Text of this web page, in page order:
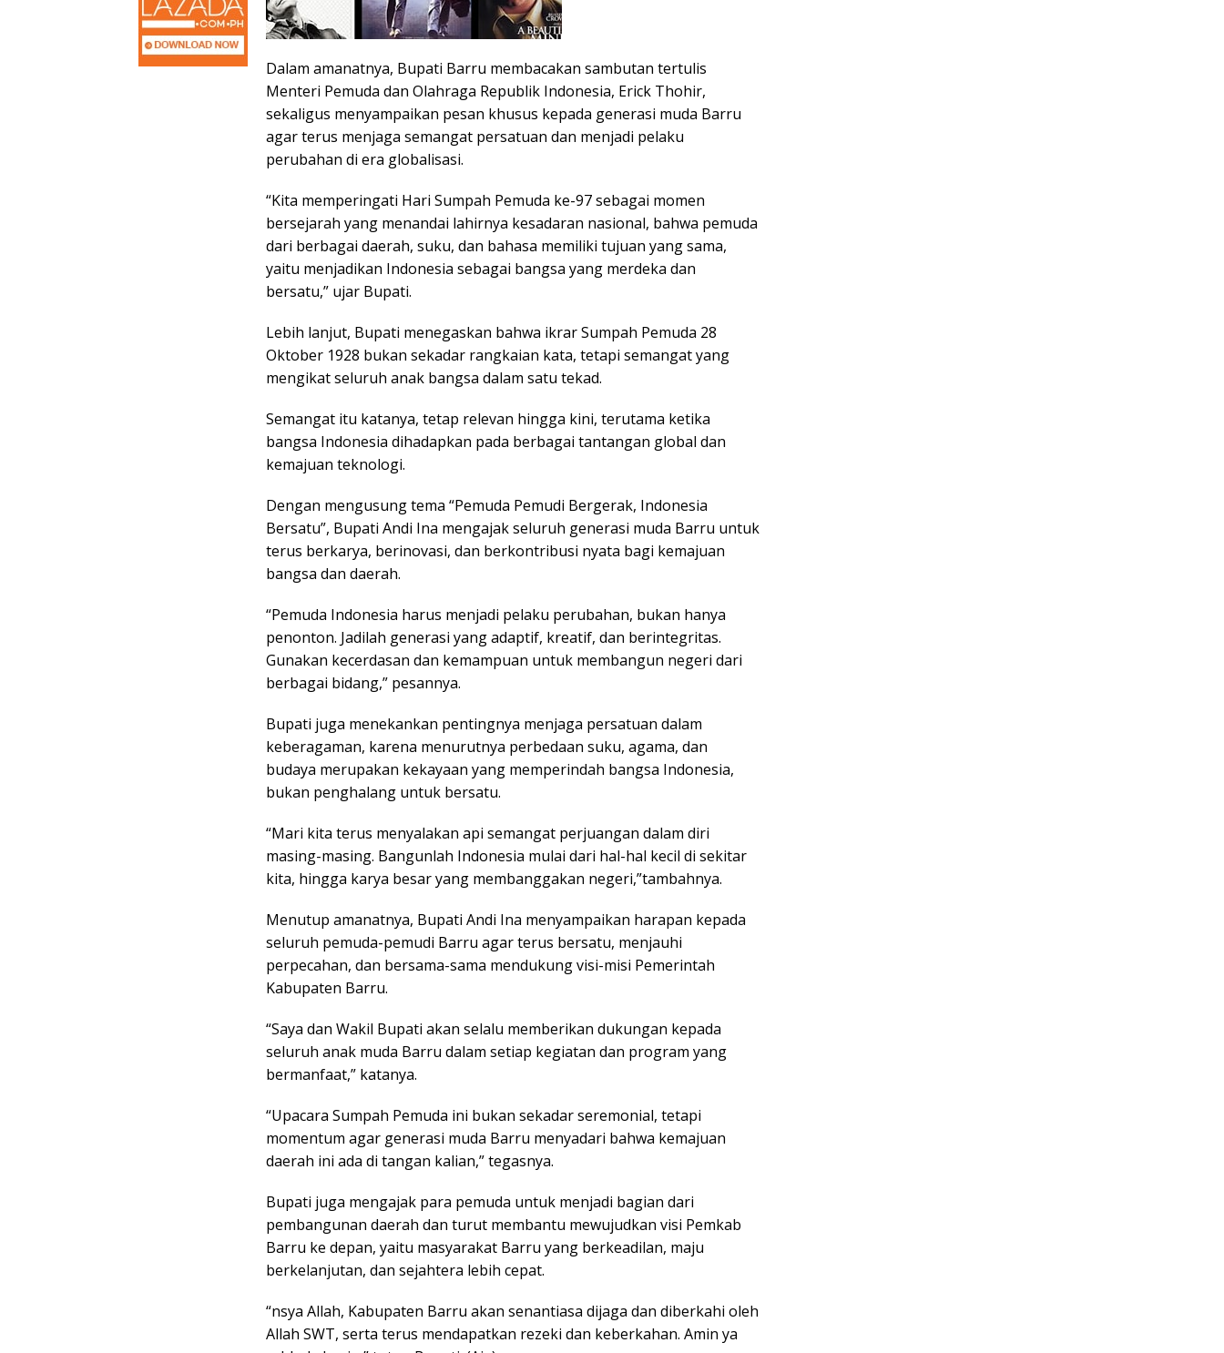
Dalam amanatnya, Bupati Barru membacakan sambutan tertulis
Menteri Pemuda dan Olahraga Republik Indonesia, Erick Thohir,
sekaligus menyampaikan pesan khusus kepada generasi muda Barru
agar terus menjaga semangat persatuan dan menjadi pelaku
perubahan di era globalisasi.
“Kita memperingati Hari Sumpah Pemuda ke-97 sebagai momen
bersejarah yang menandai lahirnya kesadaran nasional, bahwa pemuda
dari berbagai daerah, suku, dan bahasa memiliki tujuan yang sama,
yaitu menjadikan Indonesia sebagai bangsa yang merdeka dan
bersatu,” ujar Bupati.
Lebih lanjut, Bupati menegaskan bahwa ikrar Sumpah Pemuda 28
Oktober 1928 bukan sekadar rangkaian kata, tetapi semangat yang
mengikat seluruh anak bangsa dalam satu tekad.
Semangat itu katanya, tetap relevan hingga kini, terutama ketika
bangsa Indonesia dihadapkan pada berbagai tantangan global dan
kemajuan teknologi.
Dengan mengusung tema “Pemuda Pemudi Bergerak, Indonesia
Bersatu”, Bupati Andi Ina mengajak seluruh generasi muda Barru untuk
terus berkarya, berinovasi, dan berkontribusi nyata bagi kemajuan
bangsa dan daerah.
“Pemuda Indonesia harus menjadi pelaku perubahan, bukan hanya
penonton. Jadilah generasi yang adaptif, kreatif, dan berintegritas.
Gunakan kecerdasan dan kemampuan untuk membangun negeri dari
berbagai bidang,” pesannya.
Bupati juga menekankan pentingnya menjaga persatuan dalam
keberagaman, karena menurutnya perbedaan suku, agama, dan
budaya merupakan kekayaan yang memperindah bangsa Indonesia,
bukan penghalang untuk bersatu.
“Mari kita terus menyalakan api semangat perjuangan dalam diri
masing-masing. Bangunlah Indonesia mulai dari hal-hal kecil di sekitar
kita, hingga karya besar yang membanggakan negeri,”tambahnya.
Menutup amanatnya, Bupati Andi Ina menyampaikan harapan kepada
seluruh pemuda-pemudi Barru agar terus bersatu, menjauhi
perpecahan, dan bersama-sama mendukung visi-misi Pemerintah
Kabupaten Barru.
“Saya dan Wakil Bupati akan selalu memberikan dukungan kepada
seluruh anak muda Barru dalam setiap kegiatan dan program yang
bermanfaat,” katanya.
“Upacara Sumpah Pemuda ini bukan sekadar seremonial, tetapi
momentum agar generasi muda Barru menyadari bahwa kemajuan
daerah ini ada di tangan kalian,” tegasnya.
Bupati juga mengajak para pemuda untuk menjadi bagian dari
pembangunan daerah dan turut membantu mewujudkan visi Pemkab
Barru ke depan, yaitu masyarakat Barru yang berkeadilan, maju
berkelanjutan, dan sejahtera lebih cepat.
“nsya Allah, Kabupaten Barru akan senantiasa dijaga dan diberkahi oleh
Allah SWT, serta terus mendapatkan rezeki dan keberkahan. Amin ya